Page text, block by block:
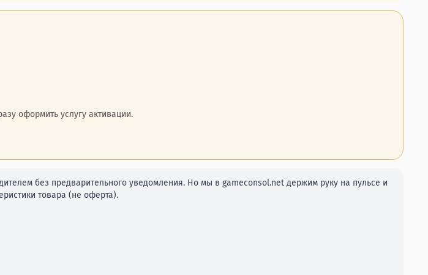
оформить услугу активации.
без предварительного уведомления. Но мы в gameconsol.net держим руку на пульсе и
товара (не оферта).